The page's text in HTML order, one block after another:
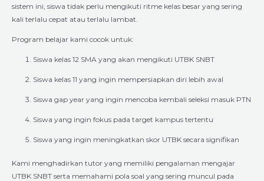
sistem ini, siswa tidak perlu mengikuti ritme kelas besar yang sering
kali terlalu cepat atau terlalu lambat.
Program belajar kami cocok untuk:
Siswa kelas 12 SMA yang akan mengikuti UTBK SNBT
Siswa kelas 11 yang ingin mempersiapkan diri lebih awal
Siswa gap year yang ingin mencoba kembali seleksi masuk PTN
Siswa yang ingin fokus pada target kampus tertentu
Siswa yang ingin meningkatkan skor UTBK secara signifikan
Kami menghadirkan tutor yang memiliki pengalaman mengajar
UTBK SNBT serta memahami pola soal yang sering muncul pada